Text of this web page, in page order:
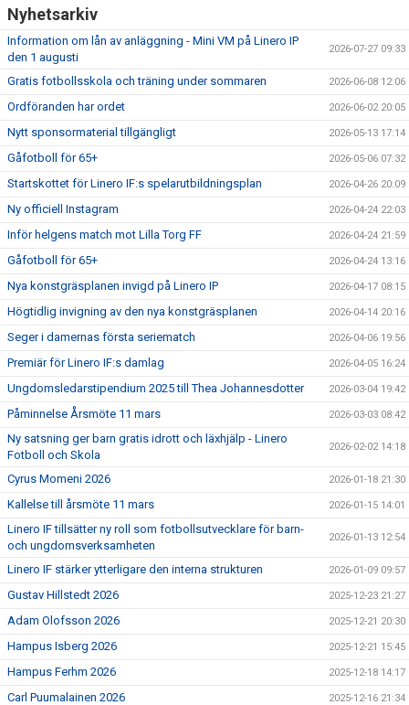
Nyhetsarkiv
Information om lån av anläggning - Mini VM på Linero IP
den 1 augusti
2026-07-27 09:33
Gratis fotbollsskola och träning under sommaren 2026-06-08 12:06
Ordföranden har ordet 2026-06-02 20:05
Nytt sponsormaterial tillgängligt 2026-05-13 17:14
Gåfotboll för 65+ 2026-05-06 07:32
Startskottet för Linero IF:s spelarutbildningsplan 2026-04-26 20:09
Ny officiell Instagram 2026-04-24 22:03
Inför helgens match mot Lilla Torg FF 2026-04-24 21:59
Gåfotboll för 65+ 2026-04-24 13:16
Nya konstgräsplanen invigd på Linero IP 2026-04-17 08:15
Högtidlig invigning av den nya konstgräsplanen 2026-04-14 20:16
Seger i damernas första seriematch 2026-04-06 19:56
Premiär för Linero IF:s damlag 2026-04-05 16:24
Ungdomsledarstipendium 2025 till Thea Johannesdotter 2026-03-04 19:42
Påminnelse Årsmöte 11 mars 2026-03-03 08:42
Ny satsning ger barn gratis idrott och läxhjälp - Linero
Fotboll och Skola
2026-02-02 14:18
Cyrus Momeni 2026 2026-01-18 21:30
Kallelse till årsmöte 11 mars 2026-01-15 14:01
Linero IF tillsätter ny roll som fotbollsutvecklare för barn-
och ungdomsverksamheten
2026-01-13 12:54
Linero IF stärker ytterligare den interna strukturen 2026-01-09 09:57
Gustav Hillstedt 2026 2025-12-23 21:27
Adam Olofsson 2026 2025-12-21 20:30
Hampus Isberg 2026 2025-12-21 15:45
Hampus Ferhm 2026 2025-12-18 14:17
Carl Puumalainen 2026 2025-12-16 21:34